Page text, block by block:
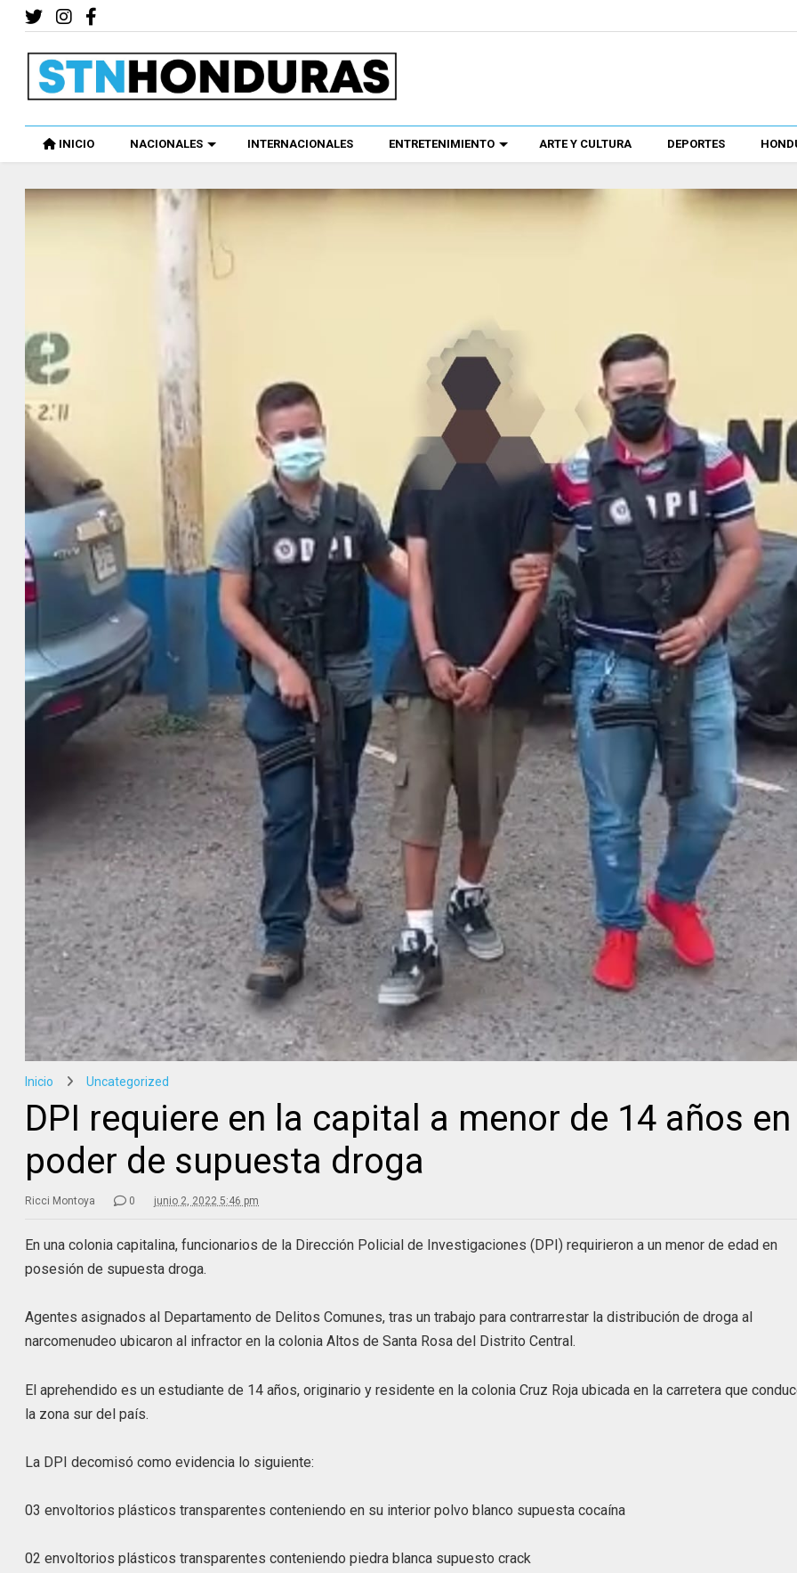
INICIO NACIONALES INTERNACIONALES ENTRETENIMIENTO ARTE Y CULTURA DEPORTES
Inicio Uncategorized
DPI requiere en la capital a menor de 14 años en
poder de supuesta droga
Ricci Montoya 0 junio 2, 2022 5:46 pm
En una colonia capitalina, funcionarios de la Dirección Policial de Investigaciones (DPI) requirieron a un menor de edad en
posesión de supuesta droga.
Agentes asignados al Departamento de Delitos Comunes, tras un trabajo para contrarrestar la distribución de droga al
narcomenudeo ubicaron al infractor en la colonia Altos de Santa Rosa del Distrito Central.
El aprehendido es un estudiante de 14 años, originario y residente en la colonia Cruz Roja ubicada en la carretera que
la zona sur del país.
La DPI decomisó como evidencia lo siguiente:
03 envoltorios plásticos transparentes conteniendo en su interior polvo blanco supuesta cocaína
02 envoltorios plásticos transparentes conteniendo piedra blanca supuesto crack